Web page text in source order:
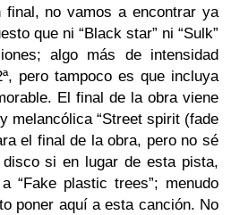
no vamos a encontrar ya
que ni “Black star” ni “Sulk”
algo más de intensidad
pero tampoco es que incluya
El final de la obra viene
melancólica “Street spirit (fade
el final de la obra, pero no sé
si en lugar de esta pista,
“Fake plastic trees”; menudo
poner aquí a esta canción. No